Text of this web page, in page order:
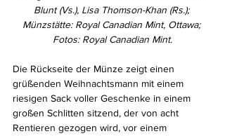
Blunt (Vs.), Lisa Thomson-Khan (Rs.);
Münzstätte: Royal Canadian Mint, Ottawa;
Fotos: Royal Canadian Mint.
Die Rückseite der Münze zeigt einen
grüßenden Weihnachtsmann mit einem
riesigen Sack voller Geschenke in einem
großen Schlitten sitzend, der von acht
Rentieren gezogen wird, vor einem